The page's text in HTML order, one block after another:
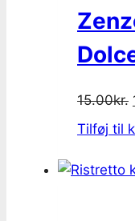
15.00kr.
Tilføj til